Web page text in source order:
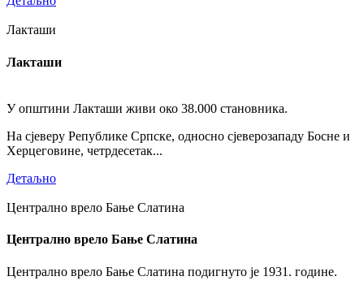
Лакташи
Лакташи
У општини Лакташи живи око 38.000 становника.
На сјеверу Републике Српске, односно сјеверозападу Босне и
Херцеговине, четрдесетак...
Детаљно
Централно врело Бање Слатина
Централно врело Бање Слатина
Централно врело Бање Слатина подигнуто је 1931. године.